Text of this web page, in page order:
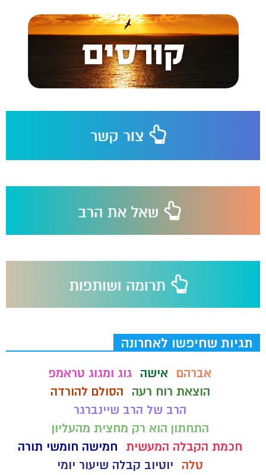
תגיות שחיפשו לאחרונה
אברהם אישה גוג ומגוג טראמפ
הוצאת רוח רעה
הסולם להורדה
הרב של הרב שיינברגר
התחתון הוא רק מחצית מהעליון
חכמת הקבלה המעשית חמישה חומשי תורה
טלה
יוטיוב קבלה שיעור יומי